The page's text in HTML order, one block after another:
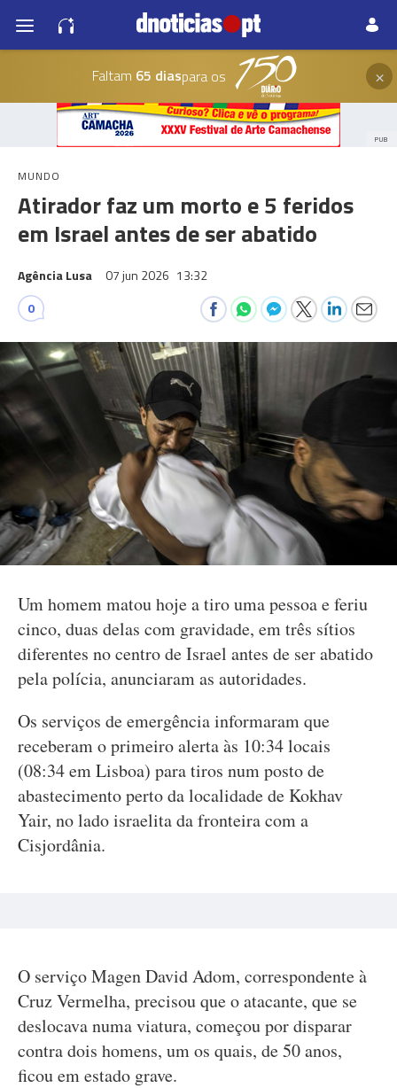
Faltam 65 diaspara os ×
PUB
MUNDO
Atirador faz um morto e 5 feridos
em Israel antes de ser abatido
Agência Lusa 07 jun 2026 13:32
0
Um homem matou hoje a tiro uma pessoa e feriu
cinco, duas delas com gravidade, em três sítios
diferentes no centro de Israel antes de ser abatido
pela polícia, anunciaram as autoridades.
Os serviços de emergência informaram que
receberam o primeiro alerta às 10:34 locais
(08:34 em Lisboa) para tiros num posto de
abastecimento perto da localidade de Kokhav
Yair, no lado israelita da fronteira com a
Cisjordânia.
O serviço Magen David Adom, correspondente à
Cruz Vermelha, precisou que o atacante, que se
deslocava numa viatura, começou por disparar
contra dois homens, um os quais, de 50 anos,
ficou em estado grave.